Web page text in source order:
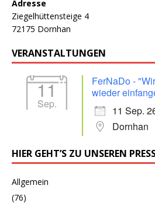
Adresse
Ziegelhüttensteige 4
72175 Dornhan
VERANSTALTUNGEN
11
Sep.
FerNaDo -
wieder
11 Sep.
Dornhan
HIER GEHT’S ZU UNSEREN
Allgemein
(76)